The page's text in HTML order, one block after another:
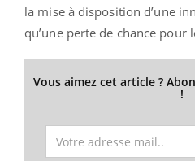
la mise à disposition d’une
qu’une perte de chance pour
Vous aimez cet article ?
!